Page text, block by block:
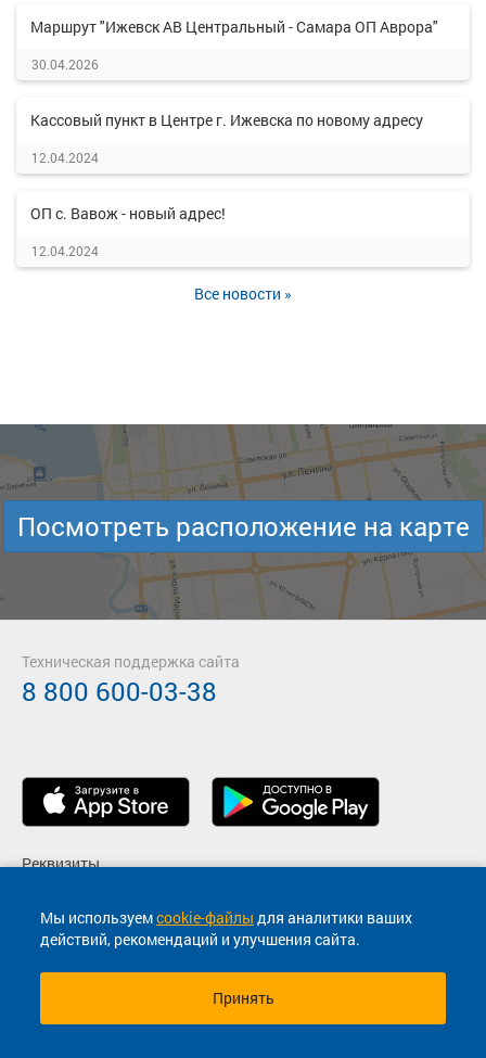
Маршрут "Ижевск АВ Центральный - Самара ОП Аврора"
30.04.2026
Кассовый пункт в Центре г. Ижевска по новому адресу
12.04.2024
ОП с. Вавож - новый адрес!
12.04.2024
Все новости »
Мы используемcookie-файлы для аналитики ваших
действий, рекомендаций и улучшения сайта.
Принять
Посмотреть расположение на карте
Реквизиты
Пользовательское соглашение
Политика конфиденциальности
Техническая поддержка сайта
8 800 600-03-38
© 2013-2026, ООО "Капитал"- Онлайн сервис продажи